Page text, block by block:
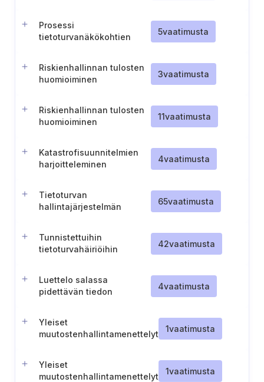
Prosessi
tietoturvanäkökohtien
5vaatimusta
Riskienhallinnan tulosten
huomioiminen
3vaatimusta
Riskienhallinnan tulosten
huomioiminen
11vaatimusta
Katastrofisuunnitelmien
harjoitteleminen
4vaatimusta
Tietoturvan
hallintajärjestelmän
valvonta
65vaatimusta
Tunnistettuihin
tietoturvahäiriöihin
42vaatimusta
Luettelo salassa
pidettävän tiedon
4vaatimusta
Yleiset
muutostenhallintamenettelyt
1vaatimusta
Yleiset
muutostenhallintamenettelyt
1vaatimusta